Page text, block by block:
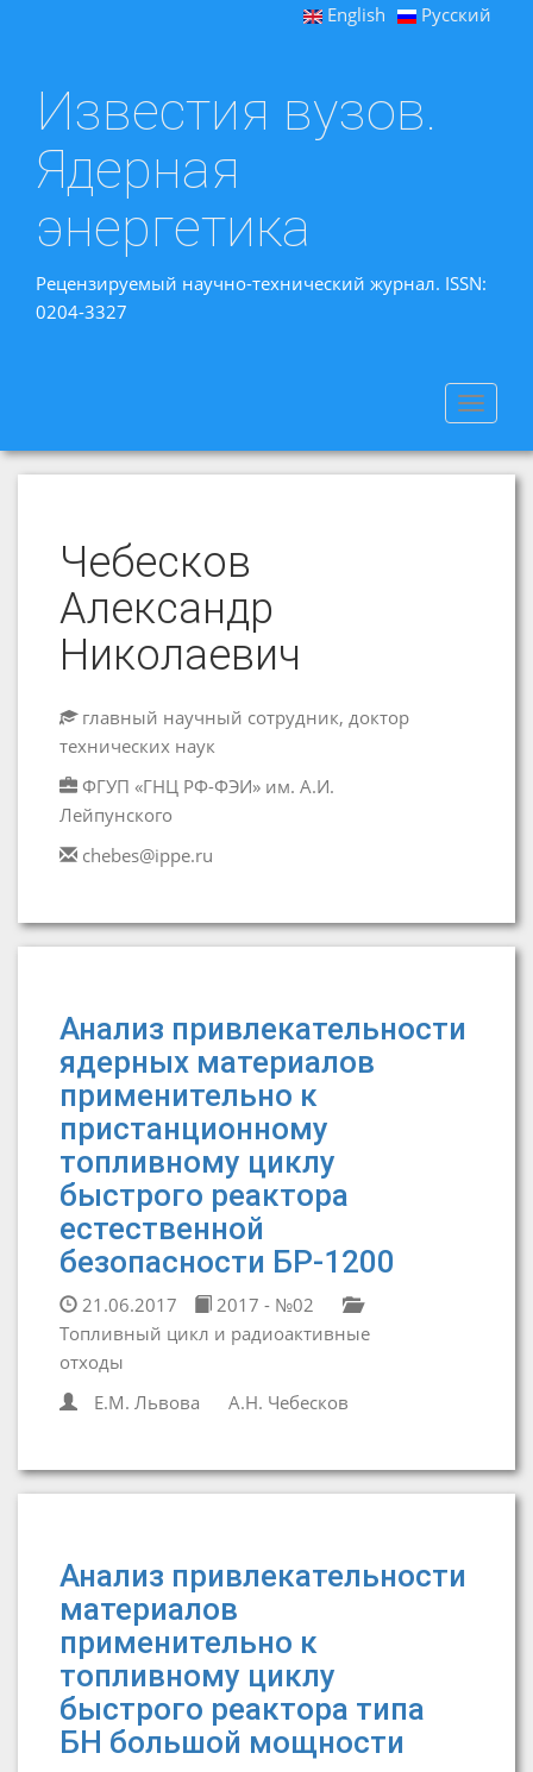
English Русский
Известия вузов.
Ядерная
энергетика
Рецензируемый научно-технический журнал. ISSN:
0204-3327
Toggle
Чебесков
Александр
Николаевич
главный научный сотрудник, доктор
технических наук
ФГУП «ГНЦ РФ-ФЭИ» им. А.И.
Лейпунского
chebes@ippe.ru
Анализ привлекательности
ядерных материалов
применительно к
пристанционному
топливному циклу
быстрого реактора
естественной
безопасности БР-1200
21.06.2017
2017 - №02
Топливный цикл и радиоактивные
отходы
Е.М. Львова
А.Н. Чебесков
Анализ привлекательности
материалов
применительно к
топливному циклу
быстрого реактора типа
БН большой мощности